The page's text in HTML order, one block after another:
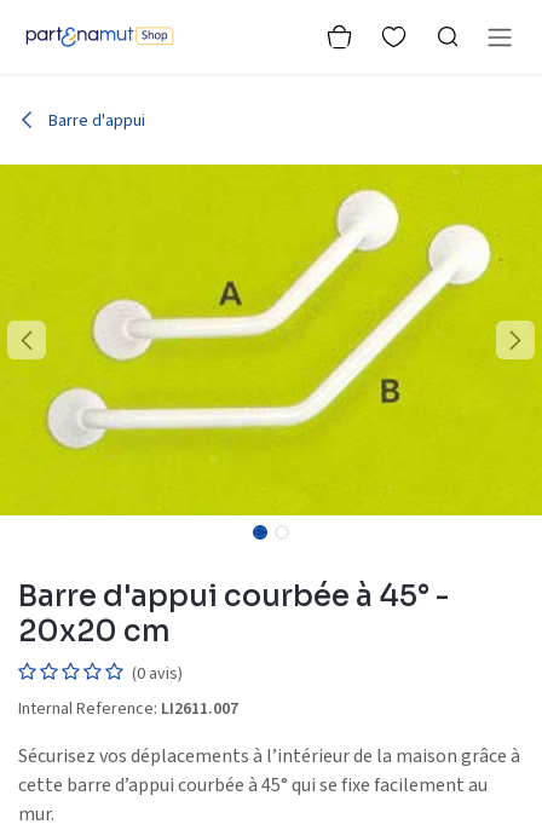
Barre d'appui
Barre d'appui courbée à 45° -
20x20 cm
(0 avis)
Internal Reference: LI2611.007
Sécurisez vos déplacements à l’intérieur de la maison grâce à
cette barre d’appui courbée à 45° qui se fixe facilement au
mur.